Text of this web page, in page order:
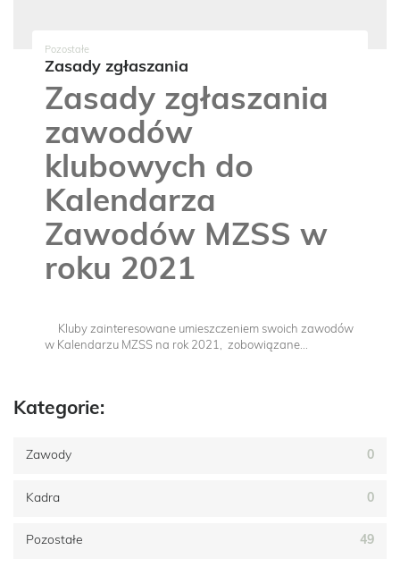
Pozostałe
Zasady zgłaszania
Zasady zgłaszania
zawodów
klubowych do
Kalendarza
Zawodów MZSS w
roku 2021
Kluby zainteresowane umieszczeniem swoich zawodów
w Kalendarzu MZSS na rok 2021, zobowiązane...
Kategorie:
Zawody 0
Kadra 0
Pozostałe 49